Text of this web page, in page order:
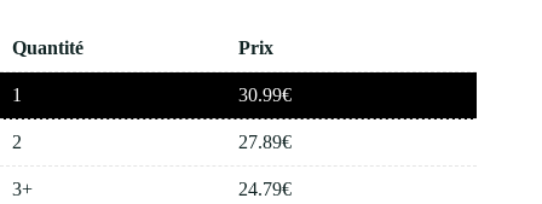
Quantité Prix
1 30.99€
2 27.89€
3+ 24.79€